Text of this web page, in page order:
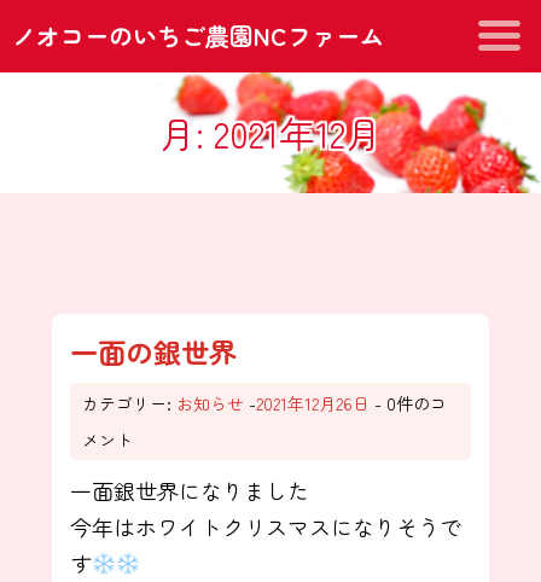
ノオコーのいちご農園NCファーム
月:2021年12月
一面の銀世界
カテゴリー: お知らせ -2021年12月26日 - 0件のコ
メント
一面銀世界になりました
今年はホワイトクリスマスになりそうで
す